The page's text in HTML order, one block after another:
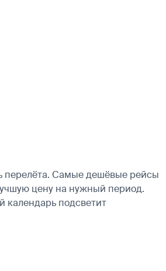
перелёта. Самые дешёвые рейсы
цену на нужный период.
календарь подсветит